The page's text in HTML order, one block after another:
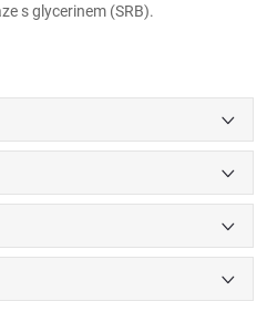
s glycerinem (SRB).